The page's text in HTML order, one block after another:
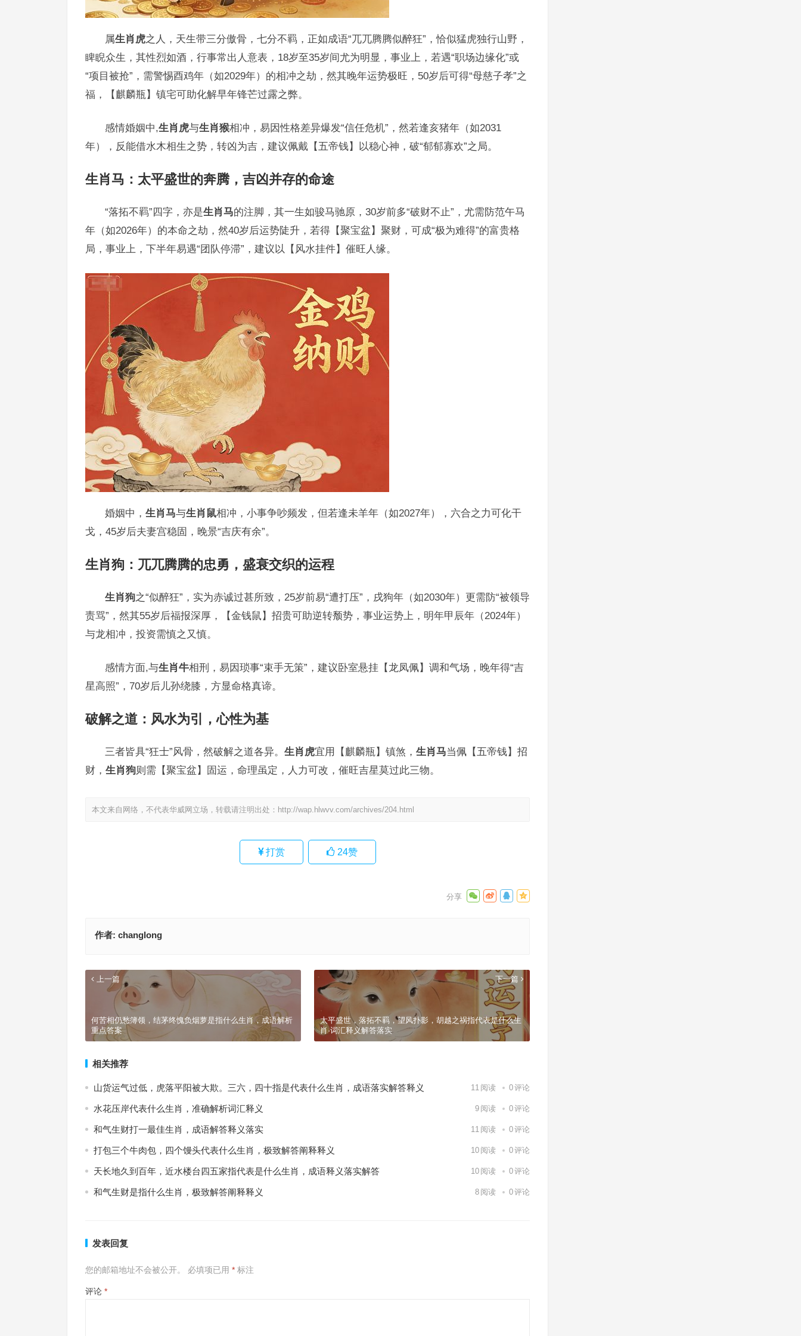
属生肖虎之人，天生带三分傲骨，七分不羁，正如成语“兀兀腾腾似醉狂”，恰似猛虎独行山野，
睥睨众生，其性烈如酒，行事常出人意表，18岁至35岁间尤为明显，事业上，若遇“职场边缘化”或
“项目被抢”，需警惕酉鸡年（如2029年）的相冲之劫，然其晚年运势极旺，50岁后可得“母慈子孝”之
福，【麒麟瓶】镇宅可助化解早年锋芒过露之弊。
感情婚姻中,生肖虎与生肖猴相冲，易因性格差异爆发“信任危机”，然若逢亥猪年（如2031
年），反能借水木相生之势，转凶为吉，建议佩戴【五帝钱】以稳心神，破“郁郁寡欢”之局。
生肖马：太平盛世的奔腾，吉凶并存的命途
“落拓不羁”四字，亦是生肖马的注脚，其一生如骏马驰原，30岁前多“破财不止”，尤需防范午马
年（如2026年）的本命之劫，然40岁后运势陡升，若得【聚宝盆】聚财，可成“极为难得”的富贵格
局，事业上，下半年易遇“团队停滞”，建议以【风水挂件】催旺人缘。
婚姻中， 生肖马与生肖鼠相冲，小事争吵频发，但若逢未羊年（如2027年），六合之力可化干
戈，45岁后夫妻宫稳固，晚景“吉庆有余”。
生肖狗：兀兀腾腾的忠勇，盛衰交织的运程
生肖狗之“似醉狂”，实为赤诚过甚所致，25岁前易“遭打压”，戌狗年（如2030年）更需防“被领导
责骂”，然其55岁后福报深厚，【金钱鼠】招贵可助逆转颓势，事业运势上，明年甲辰年（2024年）
与龙相冲，投资需慎之又慎。
感情方面,与生肖牛相刑，易因琐事“束手无策”，建议卧室悬挂【龙凤佩】调和气场，晚年得“吉
星高照”，70岁后儿孙绕膝，方显命格真谛。
破解之道：风水为引，心性为基
三者皆具“狂士”风骨，然破解之道各异。 生肖虎宜用【麒麟瓶】镇煞， 生肖马当佩【五帝钱】招
财， 生肖狗则需【聚宝盆】固运，命理虽定，人力可改，催旺吉星莫过此三物。
本文来自网络，不代表华威网立场，转载请注明出处： http://wap.hlwvv.com/archives/204.html
打赏 24赞
作者: changlong
上一篇
何苦相仍愁簿领，结茅终愧负烟萝是指什么生肖，成语解析
重点答案
下一篇
太平盛世，落拓不羁，望风扑影，胡越之祸指代表是什么生
肖·词汇释义解答落实
相关推荐
山货运气过低，虎落平阳被大欺。三六，四十指是代表什么生肖，成语落实解答释义 11 阅读 0评论
水花压岸代表什么生肖，准确解析词汇释义 9 阅读 0评论
和气生财打一最佳生肖，成语解答释义落实 11 阅读 0评论
打包三个牛肉包，四个馒头代表什么生肖，极致解答阐释释义 10 阅读 0评论
天长地久到百年，近水楼台四五家指代表是什么生肖，成语释义落实解答 10 阅读 0评论
和气生财是指什么生肖，极致解答阐释释义 8 阅读 0评论
发表回复
您的邮箱地址不会被公开。 必填项已用 * 标注
评论 *